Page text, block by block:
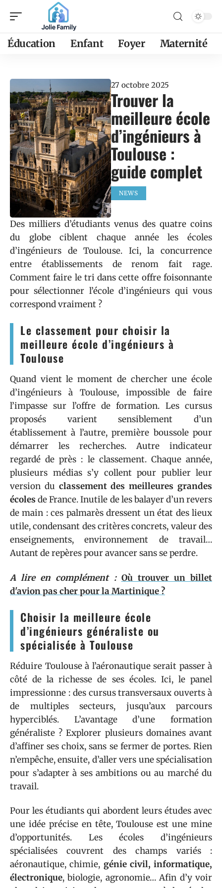
Éducation Enfant Foyer Maternité
27 octobre 2025
Trouver la
meilleure école
d’ingénieurs à
Toulouse :
guide complet
NEWS
Des milliers d’étudiants venus des quatre coins
du globe ciblent chaque année les écoles
d’ingénieurs de Toulouse. Ici, la concurrence
entre établissements de renom fait rage.
Comment faire le tri dans cette offre foisonnante
pour sélectionner l’école d’ingénieurs qui vous
correspond vraiment ?
Le classement pour choisir la
meilleure école d’ingénieurs à
Toulouse
Quand vient le moment de chercher une école
d’ingénieurs à Toulouse, impossible de faire
l’impasse sur l’offre de formation. Les cursus
proposés varient sensiblement d’un
établissement à l’autre, première boussole pour
démarrer les recherches. Autre indicateur
regardé de près : le classement. Chaque année,
plusieurs médias s’y collent pour publier leur
version du classement des meilleures grandes
écoles de France. Inutile de les balayer d’un revers
de main : ces palmarès dressent un état des lieux
utile, condensant des critères concrets, valeur des
enseignements, environnement de travail…
Autant de repères pour avancer sans se perdre.
A lire en complément : Où trouver un billet
d'avion pas cher pour la Martinique ?
Choisir la meilleure école
d’ingénieurs généraliste ou
spécialisée à Toulouse
Réduire Toulouse à l’aéronautique serait passer à
côté de la richesse de ses écoles. Ici, le panel
impressionne : des cursus transversaux ouverts à
de multiples secteurs, jusqu’aux parcours
hyperciblés. L’avantage d’une formation
généraliste ? Explorer plusieurs domaines avant
d’affiner ses choix, sans se fermer de portes. Rien
n’empêche, ensuite, d’aller vers une spécialisation
pour s’adapter à ses ambitions ou au marché du
travail.
Pour les étudiants qui abordent leurs études avec
une idée précise en tête, Toulouse est une mine
d’opportunités. Les écoles d’ingénieurs
spécialisées couvrent des champs variés :
aéronautique, chimie, génie civil, informatique,
électronique, biologie, agronomie… Afin d’y voir